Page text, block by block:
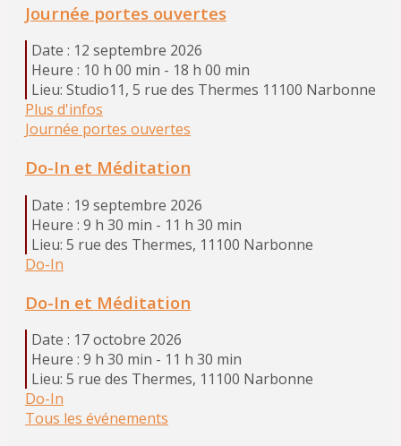
Journée portes ouvertes
Date : 12 septembre 2026
Heure : 10 h 00 min - 18 h 00 min
Lieu: Studio11, 5 rue des Thermes 11100 Narbonne
Plus d'infos
Journée portes ouvertes
Do-In et Méditation
Date : 19 septembre 2026
Heure : 9 h 30 min - 11 h 30 min
Lieu: 5 rue des Thermes, 11100 Narbonne
Do-In
Do-In et Méditation
Date : 17 octobre 2026
Heure : 9 h 30 min - 11 h 30 min
Lieu: 5 rue des Thermes, 11100 Narbonne
Do-In
Tous les événements